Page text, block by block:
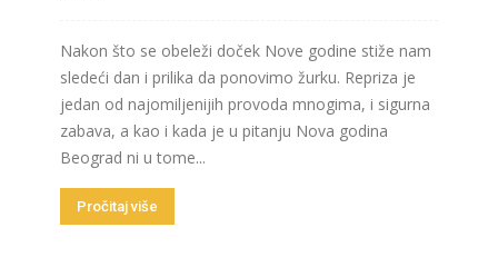
Nakon što se obeleži doček Nove godine stiže nam
sledeći dan i prilika da ponovimo žurku. Repriza je
jedan od najomiljenijih provoda mnogima, i sigurna
zabava, a kao i kada je u pitanju Nova godina
Beograd ni u tome...
Pročitaj više